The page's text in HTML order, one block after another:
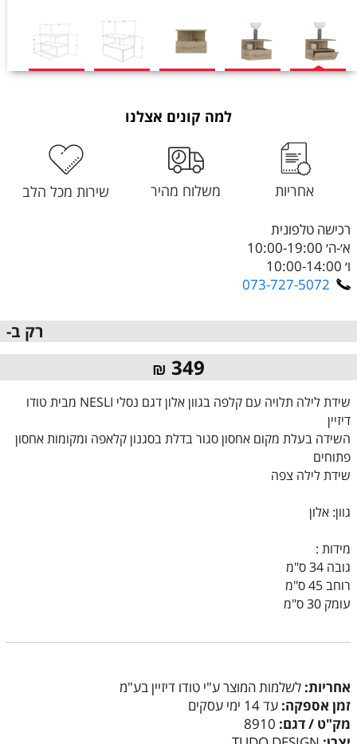
למה קונים אצלנו
אחריות משלוח מהיר שירות מכל הלב
רכישה טלפונית
א׳-ה׳ 10:00-19:00
ו׳ 10:00-14:00
073-727-5072
רק ב-
349
₪
שידת לילה תלויה עם קלפה בגוון אלון דגם נסלי NESLI מבית טודו
דיזיין
השידה בעלת מקום אחסון סגור בדלת בסגנון קלאפה ומקומות אחסון
פתוחים
שידת לילה צפה
גוון: אלון
מידות :
גובה 34 ס"מ
רוחב 45 ס"מ
עומק 30 ס"מ
אחריות: לשלמות המוצר ע"י טודו דיזיין בע"מ
זמן אספקה: עד 14 ימי עסקים
מק"ט / דגם: 8910